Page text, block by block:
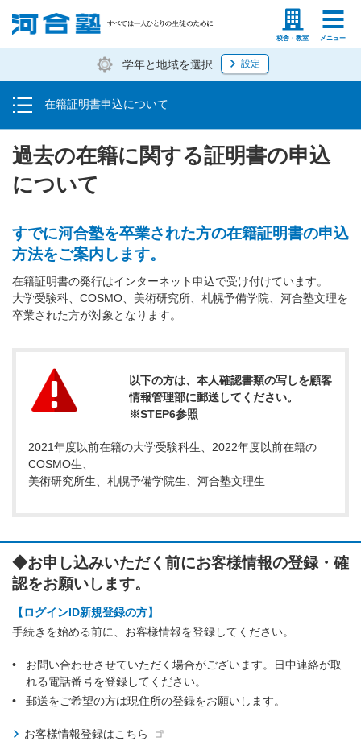
校舎・教室 メニュー
塾生の方 高等学校の先生
学年と地域を選択 設定
在籍証明書申込について
トップ
過去の在籍に関する証明書の申込
について
すでに河合塾を卒業された方の在籍証明書の申込
方法をご案内します。
在籍証明書の発行はインターネット申込で受け付けています。
大学受験科、COSMO、美術研究所、札幌予備学院、河合塾文理を
卒業された方が対象となります。
以下の方は、本人確認書類の写しを顧客
情報管理部に郵送してください。
※STEP6参照
2021年度以前在籍の大学受験科生、2022年度以前在籍の
COSMO生、
美術研究所生、札幌予備学院生、河合塾文理生
◆お申し込みいただく前にお客様情報の登録・確
認をお願いします。
【ログインID新規登録の方】
手続きを始める前に、お客様情報を登録してください。
お問い合わせさせていただく場合がございます。日中連絡が取
れる電話番号を登録してください。
郵送をご希望の方は現住所の登録をお願いします。
お客様情報登録はこちら